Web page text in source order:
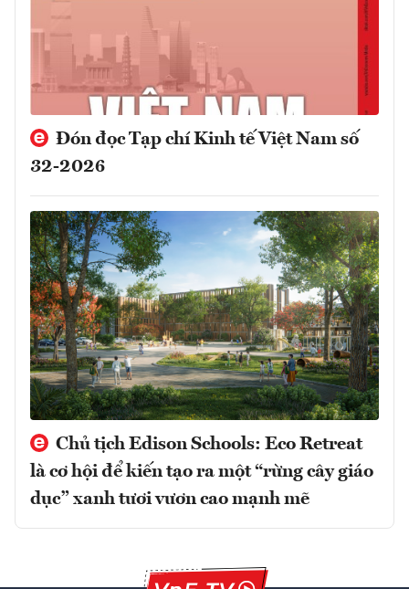
Đón đọc Tạp chí Kinh tế Việt Nam số
32-2026
Chủ tịch Edison Schools: Eco Retreat
là cơ hội để kiến tạo ra một “rừng cây giáo
dục” xanh tươi vươn cao mạnh mẽ